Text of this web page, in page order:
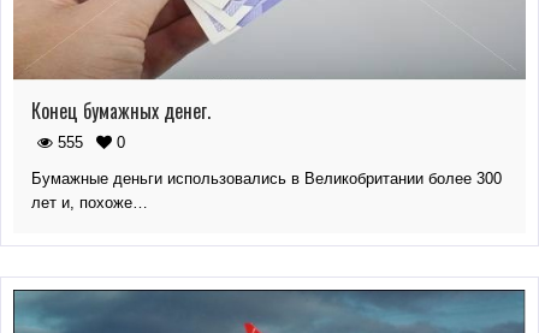
Конец бумажных денег.
555
0
Бумажные деньги использовались в Великобритании более 300
лет и, похоже…